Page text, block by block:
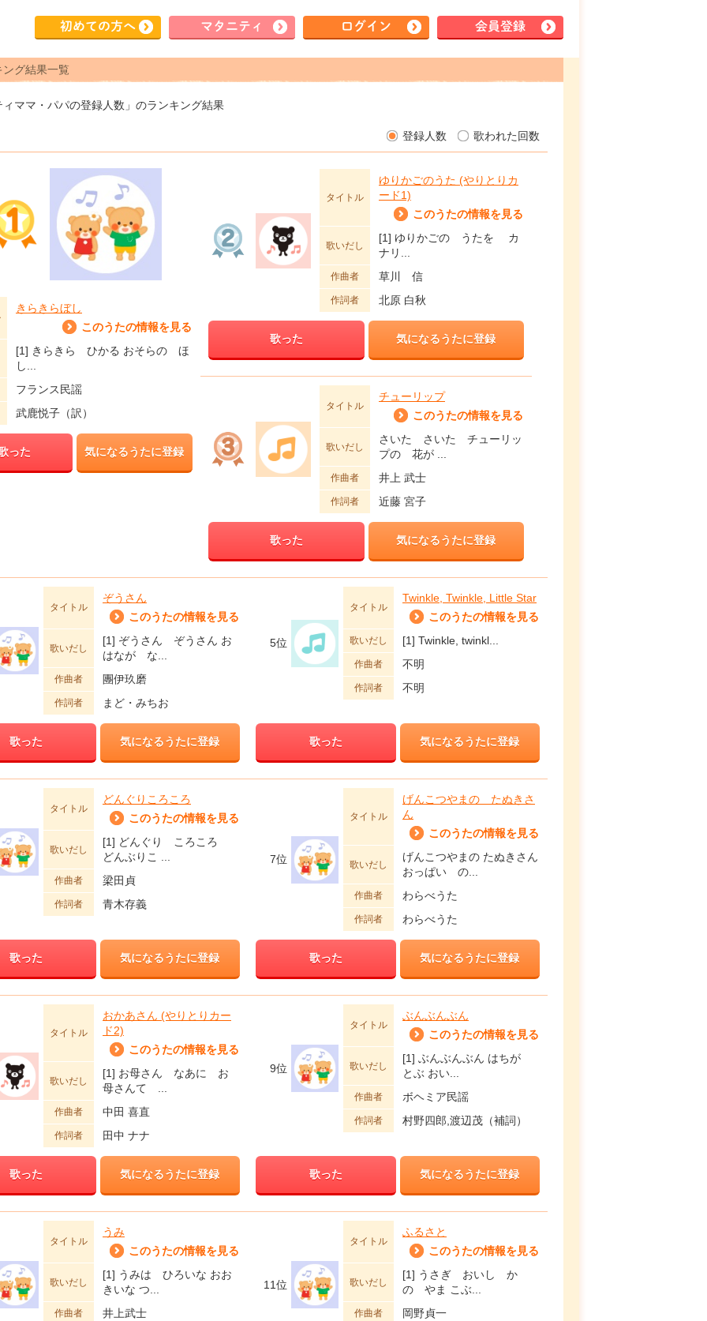
初めての方へ マタ ニティ ログイン 会員登録
グ結果一覧
ィママ・パパの登録人数」のランキング結果
登録人数 歌われた回数
きらきらぼし
このうたの情報を見る
[1] きらきら ひかる おそらの ほ
し...
フランス民謡
武鹿悦子（訳）
った 気になるうたに登録
タイトル
ゆりかごのうた (やりとりカ
ード1)
このうたの情報を見る
歌いだし
[1] ゆりかごの うたを カ
ナリ...
作曲者 草川 信
作詞者 北原 白秋
歌った 気になるうたに登録
タイトル
チューリップ
このうたの情報を見る
歌いだし
さいた さいた チューリッ
プの 花が ...
作曲者 井上 武士
作詞者 近藤 宮子
歌った 気になるうたに登録
タイトル
ぞうさん
このうたの情報を見る
歌いだし
[1] ぞうさん ぞうさん お
はなが な...
作曲者 團伊玖磨
作詞者 まど・みちお
歌った 気になるうたに登録
5位
タイトル
Twinkle, Twinkle, Little Star
このうたの情報を見る
歌いだし [1] Twinkle, twinkl...
作曲者 不明
作詞者 不明
歌った 気になるうたに登録
タイトル
どんぐりころころ
このうたの情報を見る
歌いだし
[1] どんぐり ころころ
どんぶりこ ...
作曲者 梁田貞
作詞者 青木存義
歌った 気になるうたに登録
7位
タイトル
げんこつやまの たぬきさ
ん
このうたの情報を見る
歌いだし
げんこつやまの たぬきさん
おっぱい の...
作曲者 わらべうた
作詞者 わらべうた
歌った 気になるうたに登録
タイトル
おかあさん (やりとりカー
ド2)
このうたの情報を見る
歌いだし
[1] お母さん なあに お
母さんて ...
作曲者 中田 喜直
作詞者 田中 ナナ
歌った 気になるうたに登録
9位
タイトル
ぶんぶんぶん
このうたの情報を見る
歌いだし
[1] ぶんぶんぶん はちが
とぶ おい...
作曲者 ボヘミア民謡
作詞者 村野四郎,渡辺茂（補詞）
歌った 気になるうたに登録
タイトル
うみ
このうたの情報を見る
歌いだし
[1] うみは ひろいな おお
きいな つ...
作曲者 井上武士
11位
タイトル
ふるさと
このうたの情報を見る
歌いだし
[1] うさぎ おいし か
の やま こぶ...
作曲者 岡野貞一